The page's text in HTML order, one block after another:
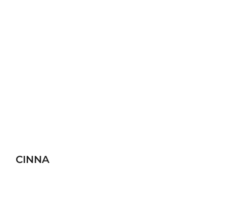
CINNA